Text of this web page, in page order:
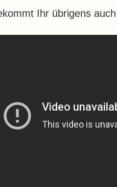
Ihr übrigens